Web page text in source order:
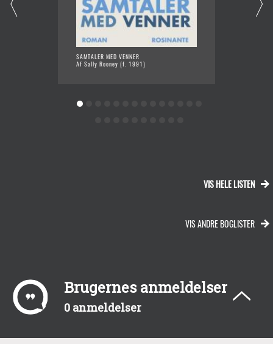
SAMTALER MED VENNER
Af Sally Rooney (f. 1991)
VIS HELE LISTEN
VIS ANDRE BOGLISTER
Brugernes anmeldelser
0 anmeldelser